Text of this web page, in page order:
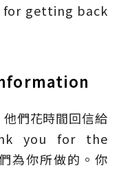
for getting back
們花時間回信給
you for the
為你所做的。你